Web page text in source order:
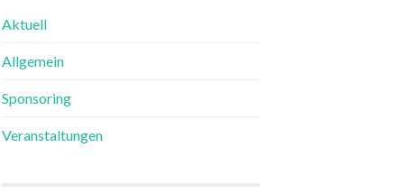
Aktuell
Allgemein
Sponsoring
Veranstaltungen